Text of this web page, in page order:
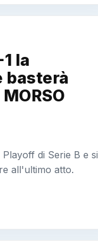
la
basterà
di Serie B e si
all'ultimo atto.